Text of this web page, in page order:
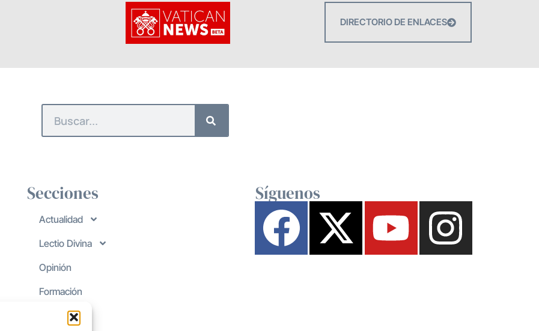
DIRECTORIO DE ENLACES
Secciones
Actualidad
Lectio Divina
Opinión
Formación
Síguenos